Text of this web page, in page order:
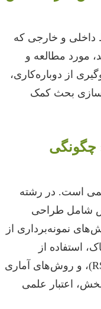
داخلی و خارجی که
مورد مطالعه و
از دوباره‌کاری،
بحث کمک
چگونگی
است. در رشته
شامل طراحی
نمونه‌برداری از
استفاده از
نرم‌افزارهای GIS و سنجش از دور (RS)، و روش‌های آماری
اعتبار علمی